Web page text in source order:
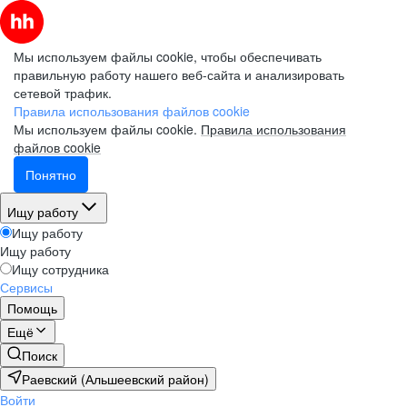
Мы используем файлы cookie, чтобы обеспечивать
правильную работу нашего веб-сайта и анализировать
сетевой трафик.
Правила использования файлов cookie
Мы используем файлы cookie. Правила использования
файлов cookie
Понятно
Ищу работу
Ищу работу
Ищу работу
Ищу сотрудника
Сервисы
Помощь
Ещё
Поиск
Раевский (Альшеевский район)
Войти